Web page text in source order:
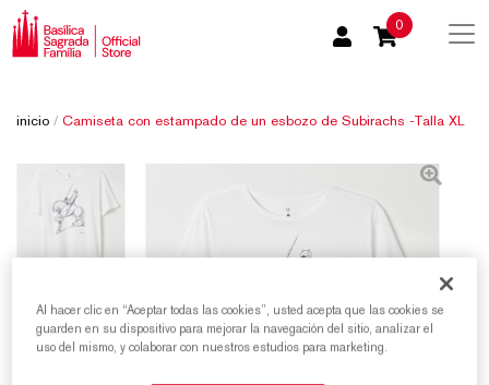
0
inicio / Camiseta con estampado de un esbozo de Subirachs -Talla XL
Al hacer clic en “Aceptar todas las cookies”, usted acepta que las cookies se
guarden en su dispositivo para mejorar la navegación del sitio, analizar el
uso del mismo, y colaborar con nuestros estudios para marketing.